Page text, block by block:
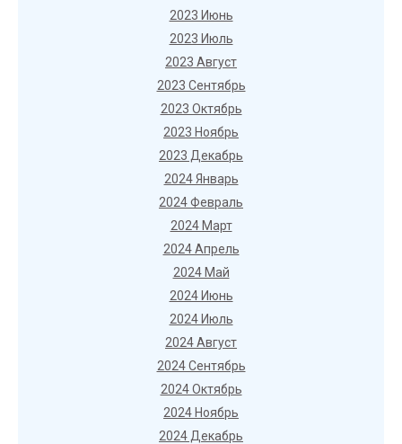
2023 Июнь
2023 Июль
2023 Август
2023 Сентябрь
2023 Октябрь
2023 Ноябрь
2023 Декабрь
2024 Январь
2024 Февраль
2024 Март
2024 Апрель
2024 Май
2024 Июнь
2024 Июль
2024 Август
2024 Сентябрь
2024 Октябрь
2024 Ноябрь
2024 Декабрь